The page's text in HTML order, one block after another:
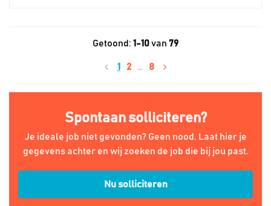
Getoond: 1-10van 79
1 2 … 8
Spontaan solliciteren?
Je ideale job niet gevonden? Geen nood. Laat hier je
gegevens achter en wij zoeken de job die bij jou past.
Nu solliciteren